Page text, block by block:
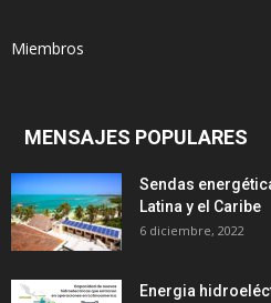
Miembros
MENSAJES POPULARES
Sendas
Latina y el Caribe
6 diciembre, 2022
Energia